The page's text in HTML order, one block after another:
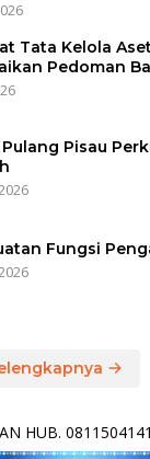
Tata Kelola
Pedoman
Pulang Pisau
Fungsi
IKLAN HUB.